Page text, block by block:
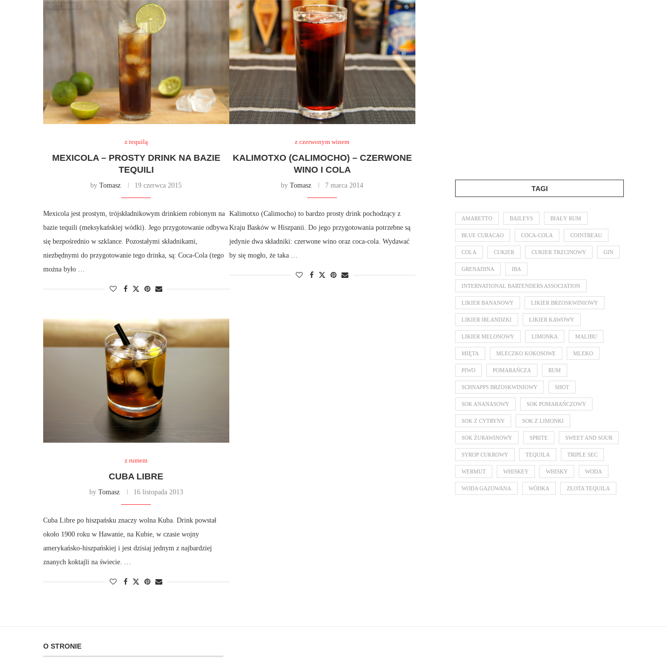
z tequilą
MEXICOLA – PROSTY DRINK NA BAZIE
TEQUILI
byTomasz 19 czerwca 2015
Mexicola jest prostym, trójskładnikowym drinkiem robionym na
bazie tequili (meksykańskiej wódki). Jego przygotowanie odbywa
się bezpośrednio w szklance. Pozostałymi składnikami,
niezbędnymi do przygotowanie tego drinka, są: Coca-Cola (tego
można było …
z czerwonym winem
KALIMOTXO (CALIMOCHO) – CZERWONE
WINO I COLA
byTomasz 7 marca 2014
Kalimotxo (Calimocho) to bardzo prosty drink pochodzący z
Kraju Basków w Hiszpanii. Do jego przygotowania potrzebne są
jedynie dwa składniki: czerwone wino oraz coca-cola. Wydawać
by się mogło, że taka …
z rumem
CUBA LIBRE
by Tomasz 16 listopada 2013
Cuba Libre po hiszpańsku znaczy wolna Kuba. Drink powstał
około 1900 roku w Hawanie, na Kubie, w czasie wojny
amerykańsko-hiszpańskiej i jest dzisiaj jednym z najbardziej
znanych koktajli na świecie. …
TAGI
AMARETTO BAILEYS BIAŁY RUM
BLUE CURACAO COCA-COLA COINTREAU
COLA CUKIER CUKIER TRZCINOWY GIN
GRENADINA IBA
INTERNATIONAL BARTENDERS ASSOCIATION
LIKIER BANANOWY LIKIER BRZOSKWINIOWY
LIKIER IRLANDZKI LIKIER KAWOWY
LIKIER MELONOWY LIMONKA MALIBU
MIĘTA MLECZKO KOKOSOWE MLEKO
PIWO POMARAŃCZA RUM
SCHNAPPS BRZOSKWINIOWY SHOT
SOK ANANASOWY SOK POMARAŃCZOWY
SOK Z CYTRYNY SOK Z LIMONKI
SOK ŻURAWINOWY SPRITE SWEET AND SOUR
SYROP CUKROWY TEQUILA TRIPLE SEC
WERMUT WHISKEY WHISKY WODA
WODA GAZOWANA WÓDKA ZŁOTA TEQUILA
O STRONIE